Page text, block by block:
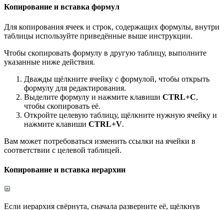
Копирование и вставка формул
Для копирования ячеек и строк, содержащих формулы, внутри
таблицы используйте приведённые выше инструкции.
Чтобы скопировать формулу в другую таблицу, выполните
указанные ниже действия.
Дважды щёлкните ячейку с формулой, чтобы открыть
формулу для редактирования.
Выделите формулу и нажмите клавиши CTRL+C,
чтобы скопировать её.
Откройте целевую таблицу, щёлкните нужную ячейку и
нажмите клавиши CTRL+V.
Вам может потребоваться изменить ссылки на ячейки в
соответствии с целевой таблицей.
Копирование и вставка иерархии
Если иерархия свёрнута, сначала разверните её, щёлкнув